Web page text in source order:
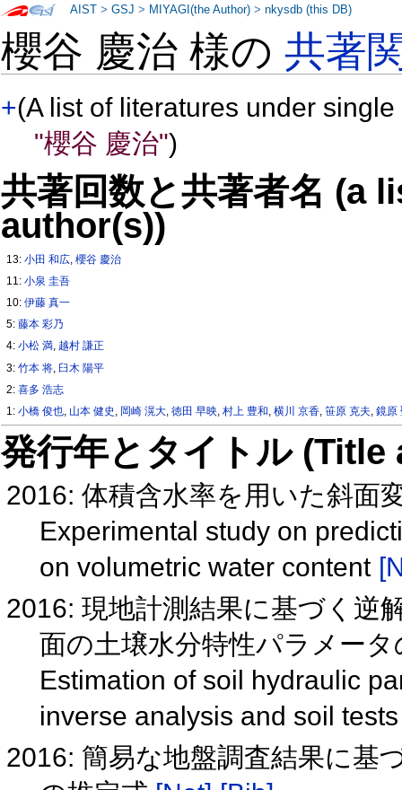
櫻谷 慶治 様の共著
+(A list of literatures under
"櫻谷 慶治")
共著回数と共著者名 (a
author(s))
13:小田 和広,櫻谷 慶治
11:小泉 圭吾
10:伊藤 真一
5:藤本 彩乃
4:小松 満, 越村 謙正
3:竹本 将 臼木 陽平
2:喜多 浩志
1:小橋 俊也 山本 健史 岡崎 滉大 ,徳田 早映 ,村上 豊和 ,横川 京香 ,笹原 克夫 ,鏡原
発行年とタイトル
2016: 体積含水率を用いた斜面
Experimental study on
on volumetric water content
2016: 現地計測結果に基づく逆
面の土壌水分特性パラメー
Estimation of soil hydraulic
inverse analysis and soil
2016: 簡易な地盤調査結果に基
AIST >GSJ > MIYAGI(the Author) >nkysdb (this DB)